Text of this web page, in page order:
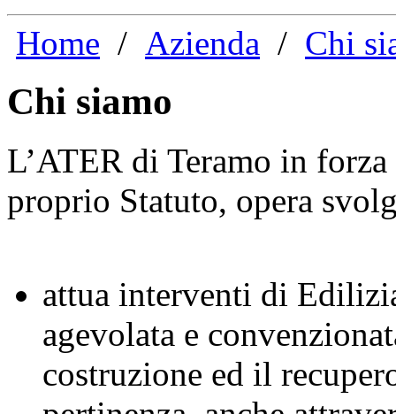
Home / Azienda / Chi
Chi siamo
L’ATER di Teramo in
proprio Statuto, opera
attua interventi di
agevolata e
costruzione ed il